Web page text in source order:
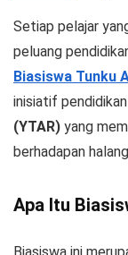
Setiap pelajar
peluang
Biasiswa Tunku
inisiatif
(YTAR) yang
berhadapan
Apa Itu